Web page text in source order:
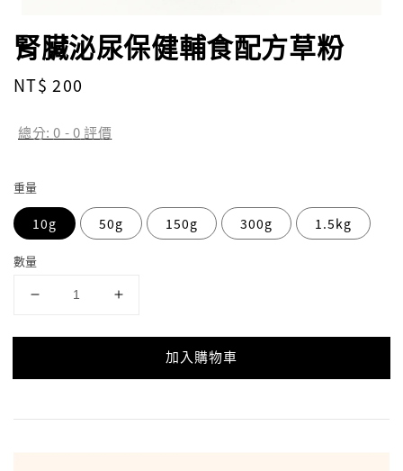
腎臟泌尿保健輔食配方草粉
Regular
NT$ 200
總分:0 -0評價
重量
10g 50g 150g 300g 1.5kg
數量
加入購物車